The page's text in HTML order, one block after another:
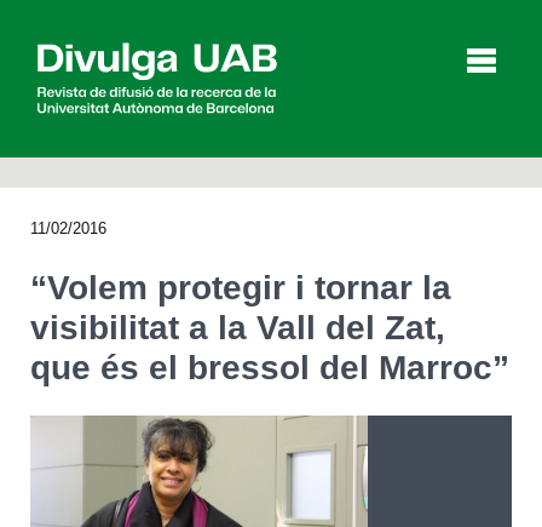
Agenda
English Español
CERCAR
11/02/2016
“Volem protegir i tornar la
visibilitat a la Vall del Zat,
que és el bressol del Marroc”